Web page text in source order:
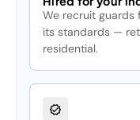
We recruit guards
its standards —
residential.